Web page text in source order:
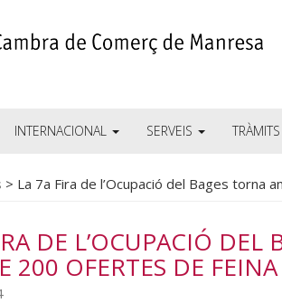
INTERNACIONAL SERVEIS TRÀMITS
> La 7a Fira de l’Ocupació del Bages
DE L’OCUPACIÓ DEL
200 OFERTES DE FEINA